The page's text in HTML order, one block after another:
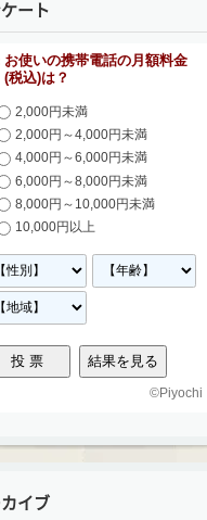
ート
お使いの携帯電話の月額料金
(税込)は？
2,000円未満
2,000円～4,000円未満
4,000円～6,000円未満
6,000円～8,000円未満
8,000円～10,000円未満
10,000円以上
©Piyochi
イブ